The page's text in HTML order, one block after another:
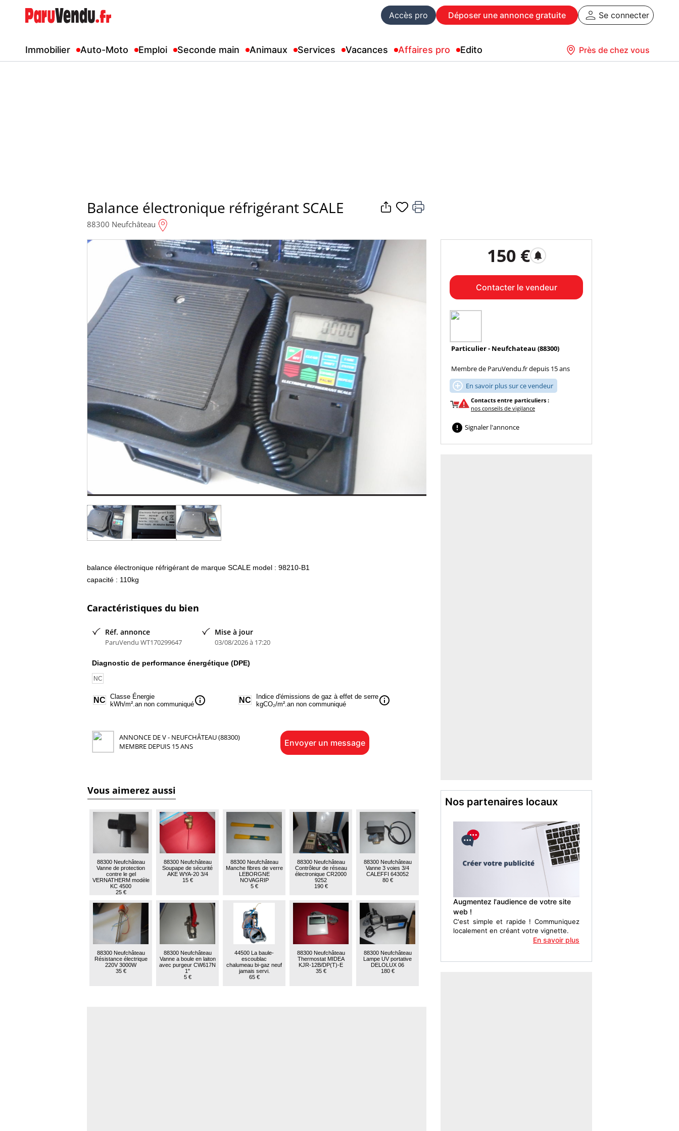
Accès pro Déposer une annonce gratuite Se connecter
Immobilier Auto-Moto Emploi Seconde main Animaux Services Vacances Affaires pro Edito Près de chez vous
Balance électronique réfrigérant SCALE
88300 Neufchâteau
balance électronique réfrigérant de marque SCALE model : 98210-B1
capacité : 110kg
Caractéristiques du bien
Réf. annonce
ParuVendu WT170299647
Mise à jour
03/08/2026 à 17:20
Diagnostic de performance énergétique (DPE)
NC
NC
Classe Énergie
kWh/m².an non communiquéinfo NC
Indice d'émissions de gaz à effet de serre
kgCO₂/m².an non communiqué
info
ANNONCE DE V - NEUFCHÂTEAU (88300)
MEMBRE DEPUIS 15 ANS
Envoyer un message
Vous aimerez aussi
88300 Neufchâteau
Vanne de protection
contre le gel
VERNATHERM modèle
KC 4500
25 €
88300 Neufchâteau
Soupape de sécurité
AKE WYA-20 3/4
15 €
88300 Neufchâteau
Manche fibres de verre
LEBORGNE
NOVAGRIP
5 €
88300 Neufchâteau
Contrôleur de réseau
électronique CR2000
9252
190 €
88300 Neufchâteau
Vanne 3 voies 3/4
CALEFFI 643052
80 €
88300 Neufchâteau
Résistance électrique
220V 3000W
35 €
88300 Neufchâteau
Vanne a boule en laiton
avec purgeur CW617N
1"
5 €
44500 La baule-
escoublac
chalumeau bi-gaz neuf
jamais servi.
65 €
88300 Neufchâteau
Thermostat MIDEA
KJR-12B/DP(T)-E
35 €
88300 Neufchâteau
Lampe UV portative
DELOLUX 06
180 €
150 € notifications
Contacter le vendeur
Particulier - Neufchateau (88300)
Membre de ParuVendu.fr depuis 15 ans
 En savoir plus sur ce vendeur
Contacts entre particuliers :
nos conseils de vigilance
 Signaler l'annonce
Nos partenaires locaux
Augmentez l'audience de votre site
web !
C'est simple et rapide ! Communiquez
localement en créant votre vignette.
En savoir plus